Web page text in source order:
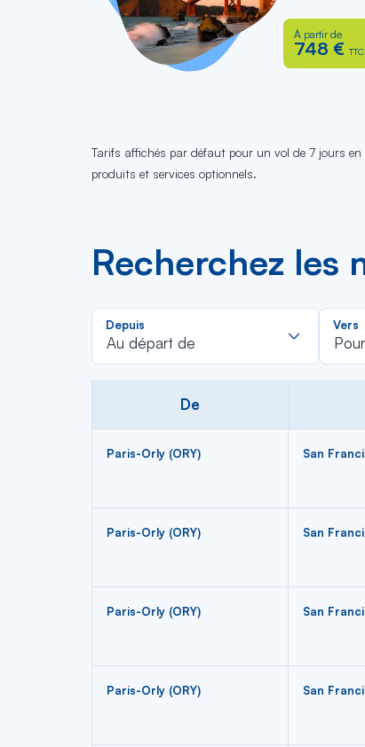
À partir de
748 € TTC
Tarifs affichés par défaut pour un vol de 7 jours
produits et services optionnels.
Recherchez les
Depuis
Au départ de
dans
la
Vers
De
Paris-Orly (ORY) San
Paris-Orly (ORY) San
Paris-Orly (ORY) San
Paris-Orly (ORY) San